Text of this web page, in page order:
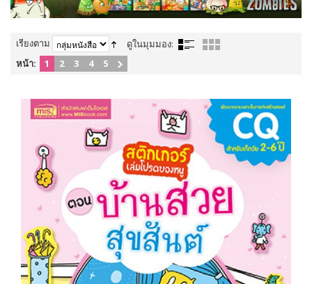
เรียงตาม
ดูในมุมมอง:
หน้า:
1 2 3 4 5